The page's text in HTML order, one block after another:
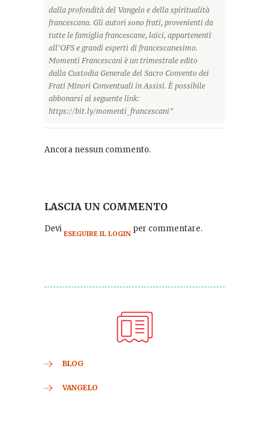
dalla profondità del Vangelo e della spiritualità
francescana. Gli autori sono frati, provenienti da
tutte le famiglia francescane, laici, appartenenti
all’OFS e grandi esperti di francescanesimo.
Momenti Francescani è un trimestrale edito
dalla Custodia Generale del Sacro Convento dei
Frati Minori Conventuali in Assisi. È possibile
abbonarsi al seguente link:
https://bit.ly/momenti_francescani”
Ancora nessun commento.
LASCIA UN COMMENTO
Devi ESEGUIRE IL LOGIN per commentare.
BLOG
VANGELO